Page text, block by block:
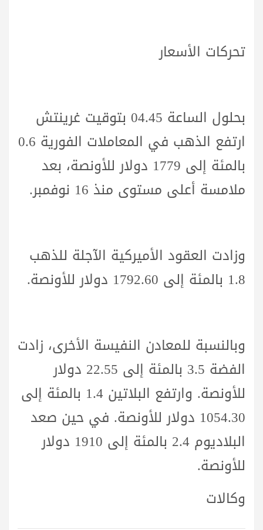
تحركات الأسعار
بحلول الساعة 04.45 بتوقيت غرينتش
ارتفع الذهب في المعاملات الفورية 0.6
بالمئة إلى 1779 دولار للأونصة، بعد
ملامسة أعلى مستوى منذ 16 نوفمبر.
وزادت العقود الأميركية الآجلة للذهب
1.8 بالمئة إلى 1792.60 دولار للأونصة.
وبالنسبة للمعادن النفيسة الأخرى، زادت
الفضة 3.5 بالمئة إلى 22.55 دولار
للأونصة. وارتفع البلاتين 1.4 بالمئة إلى
1054.30 دولار للأونصة. في حين صعد
البلاديوم 2.4 بالمئة إلى 1910 دولار
للأونصة.
وكالات